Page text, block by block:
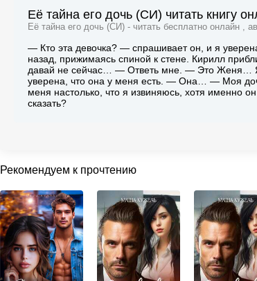
Её тайна его дочь (СИ) читать книгу
Её тайна его дочь (СИ) - читать бесплатно онлайн ,
— Кто эта девочка? — спрашивает он, и я
назад, прижимаясь спиной к стене. Кирилл
давай не сейчас… — Ответь мне. — Это Женя… Я
уверена, что она у меня есть. — Она… — Моя
меня настолько, что я извиняюсь, хотя именно
сказать?
Рекомендуем к прочтению